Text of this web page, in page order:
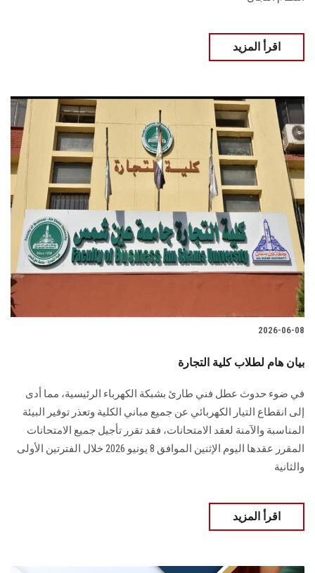
اقرأ المزيد
2026-06-08
بيان هام لطلاب كلية التجارة
في ضوء حدوث عطل فني طارئ بشبكة الكهرباء الرئيسية، مما أدى
إلى انقطاع التيار الكهربائي عن جميع مباني الكلية وتعذر توفير البيئة
المناسبة والآمنة لعقد الامتحانات، فقد تقرر تأجيل جميع الامتحانات
المقرر عقدها اليوم الإثنين الموافق 8 يونيو 2026 خلال الفترتين الأولى
والثانية
اقرأ المزيد